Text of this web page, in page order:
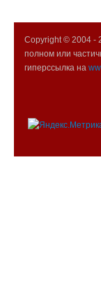
Copyright © 2004 -
полном или
гиперссылка на